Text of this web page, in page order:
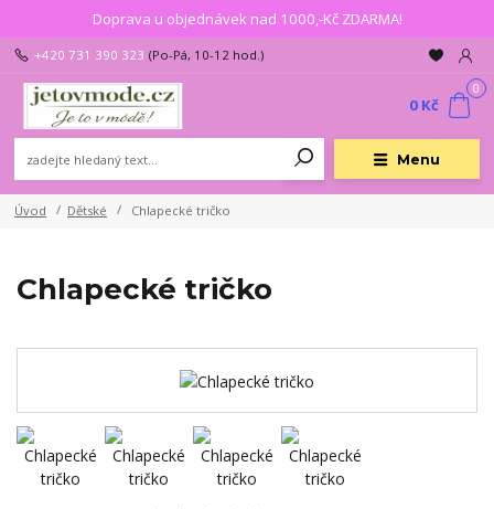
Doprava u objednávek nad 1000,-Kč ZDARMA!
Menu
+420 731 390 323 (Po-Pá, 10-12 hod.)
0
0 Kč
Úvod Dětské Chlapecké tričko
Chlapecké tričko